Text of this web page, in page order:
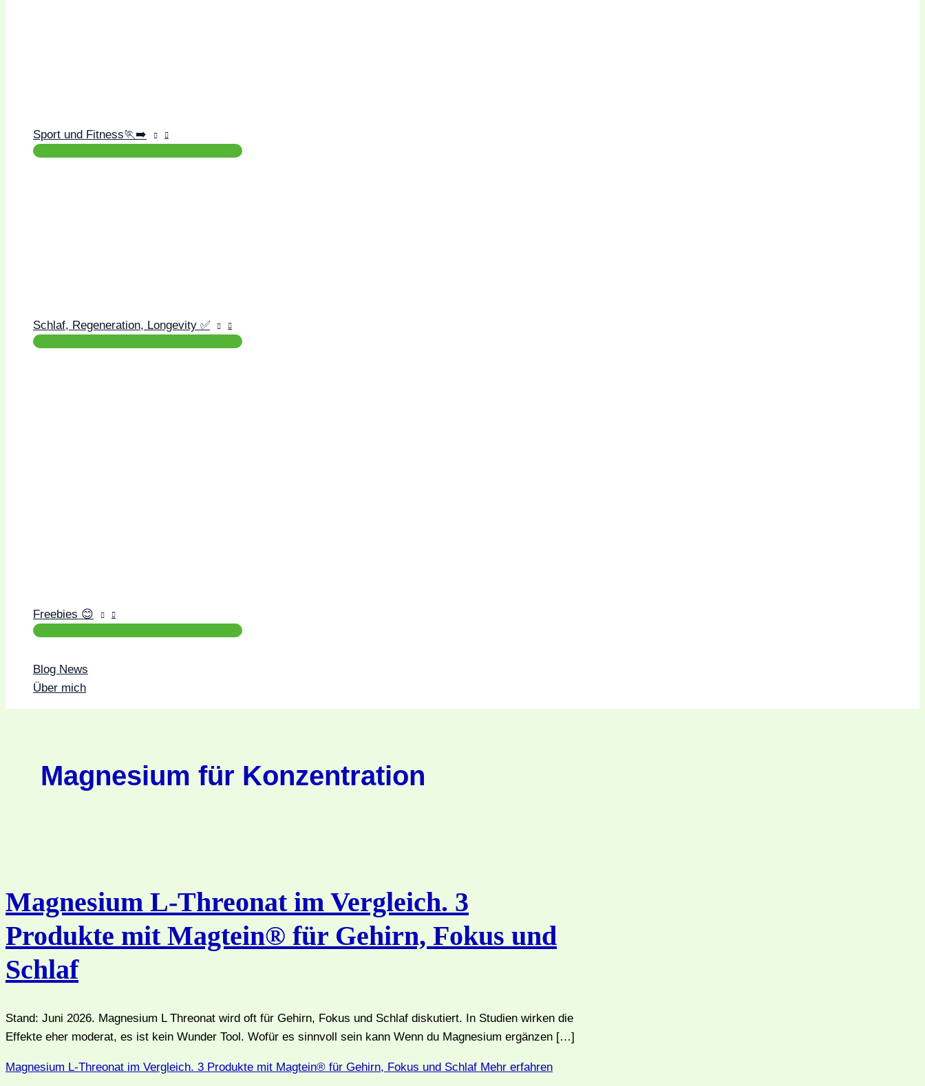
Sport und Fitness🏃‍➡️
Schlaf, Regeneration, Longevity ✅
Freebies 😊
Blog News
Über mich
Magnesium für Konzentration
Magnesium L-Threonat im Vergleich. 3
Produkte mit Magtein® für Gehirn, Fokus und
Schlaf
Stand: Juni 2026. Magnesium L Threonat wird oft für Gehirn, Fokus und Schlaf diskutiert. In Studien wirken die
Effekte eher moderat, es ist kein Wunder Tool. Wofür es sinnvoll sein kann Wenn du Magnesium ergänzen […]
Magnesium L-Threonat im Vergleich. 3 Produkte mit Magtein® für Gehirn, Fokus und Schlaf Mehr erfahren